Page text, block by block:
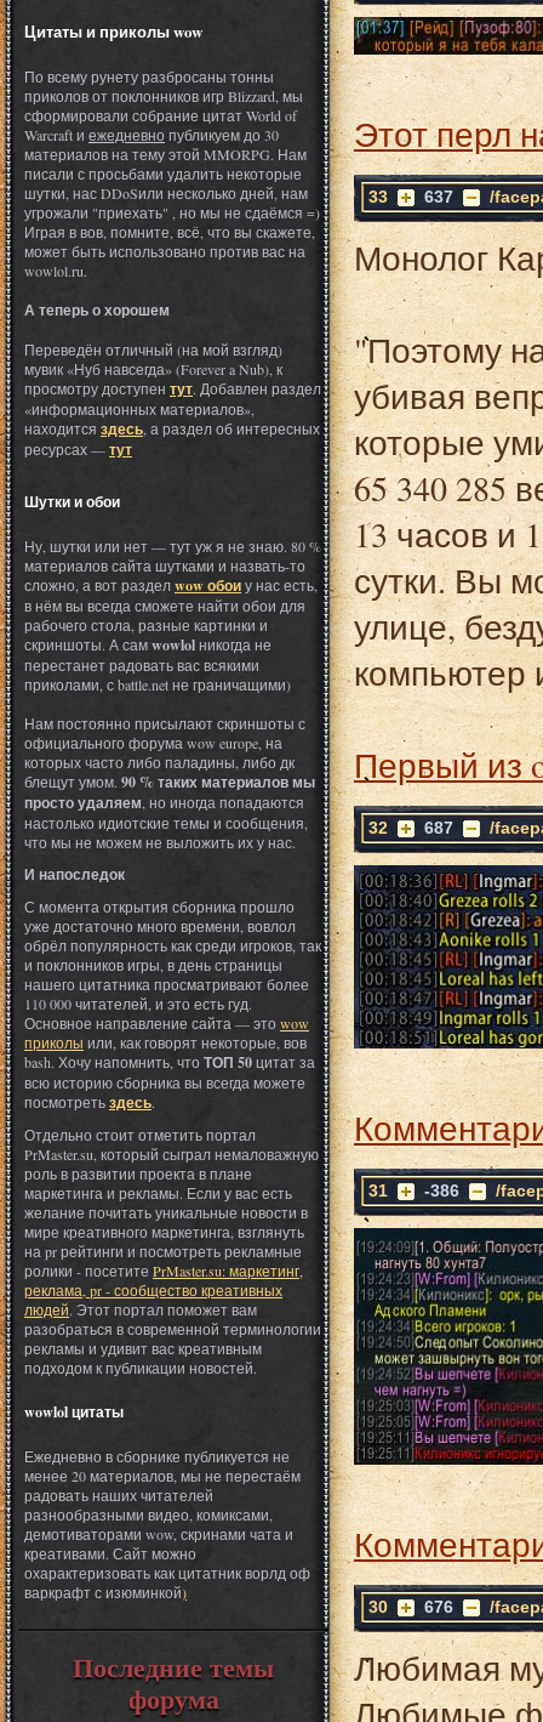
Цитаты и приколы wow
По всему рунету разбросаны тонны
приколов от поклонников игр Blizzard, мы
сформировали собрание цитат World of
Warcraft и ежедневно публикуем до 30
материалов на тему этой MMORPG. Нам
писали с просьбами удалить некоторые
шутки, нас DDoSили несколько дней, нам
угрожали "приехать" , но мы не сдаёмся =)
Играя в вов, помните, всё, что вы скажете,
может быть использовано против вас на
wowlol.ru.
А теперь о хорошем
Переведён отличный (на мой взгляд)
мувик «Нуб навсегда» (Forever a Nub), к
просмотру доступен тут. Добавлен раздел
«информационных материалов»,
находится здесь , а раздел об интересных
ресурсах —тут
Шутки и обои
Ну, шутки или нет — тут уж я не знаю. 80 %
материалов сайта шутками и назвать-то
сложно, а вот разделwow обоиу нас есть,
в нём вы всегда сможете найти обои для
рабочего стола, разные картинки и
скриншоты. А самwowlolникогда не
перестанет радовать вас всякими
приколами, с battle.net не граничащими)
Нам постоянно присылают скриншоты с
официального форума wow europe, на
которых часто либо паладины, либо дк
блещут умом. 90 % таких материалов мы
просто удаляем , но иногда попадаются
настолько идиотские темы и сообщения,
что мы не можем не выложить их у нас.
И напоследок
С момента открытия сборника прошло
уже достаточно много времени, вовлол
обрёл популярность как среди игроков, так
и поклонников игры, в день страницы
нашего цитатника просматривают более
110 000 читателей, и это есть гуд.
Основное направление сайта — этоwow
приколы или, как говорят некоторые, вов
bash. Хочу напомнить, что ТОП 50цитат за
всю историю сборника вы всегда можете
посмотретьздесь.
Отдельно стоит отметить портал
PrMaster.su, который сыграл немаловажную
роль в развитии проекта в плане
маркетинга и рекламы. Если у вас есть
желание почитать уникальные новости в
мире креативного маркетинга, взглянуть
на pr рейтинги и посмотреть рекламные
ролики - посетите PrMaster.su: маркетинг,
реклама, pr - сообщество креативных
людей. Этот портал поможет вам
разобраться в современной терминологии
рекламы и удивит вас креативным
подходом к публикации новостей.
wowlol цитаты
Ежедневно в сборнике публикуется не
менее 20 материалов, мы не перестаём
радовать наших читателей
разнообразными видео, комиксами,
демотиваторами wow, скринами чата и
креативами. Сайт можно
охарактеризовать как цитатник ворлд оф
варкрафт с изюминкой)
Последние темы
форума
Этот перл
33 637 /
Монолог
"Поэтому
убивая
которые
65 340 285
13 часов и
сутки. Вы
улице,
компьютер
Первый из
32 687 /
31 -386 /
30 676 /
Любимая